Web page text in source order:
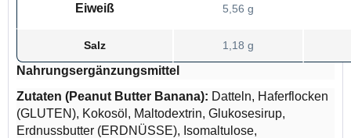
Eiweiß 5,56 g
Salz 1,18 g
Nahrungsergänzungsmittel
Zutaten (Peanut Butter Banana): Datteln, Haferflocken
(GLUTEN), Kokosöl, Maltodextrin, Glukosesirup,
Erdnussbutter (ERDNÜSSE), Isomaltulose,